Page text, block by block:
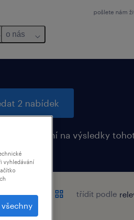
pošlete nám
o nás
2 nabídek
upozornění na výsledky
třídit podle
vyhledávání